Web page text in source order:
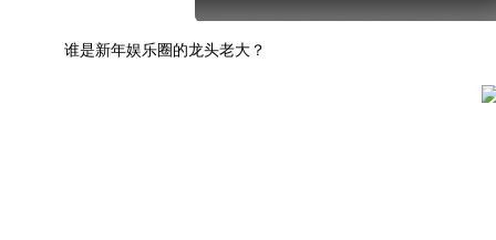
谁是新年娱乐圈的龙头老大？